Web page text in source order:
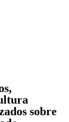
sobre